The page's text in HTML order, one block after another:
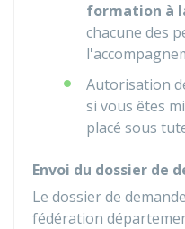
formation à
chacune des
Autorisation
si vous êtes
placé sous
Envoi du dossier de
Le dossier de
fédération